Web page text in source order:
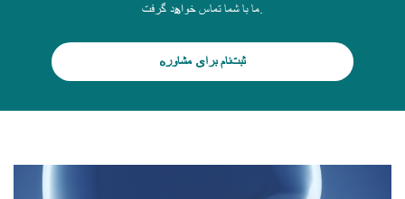
ما با شما تماس خواهد گرفت.
ثبت‌نام برای مشاوره